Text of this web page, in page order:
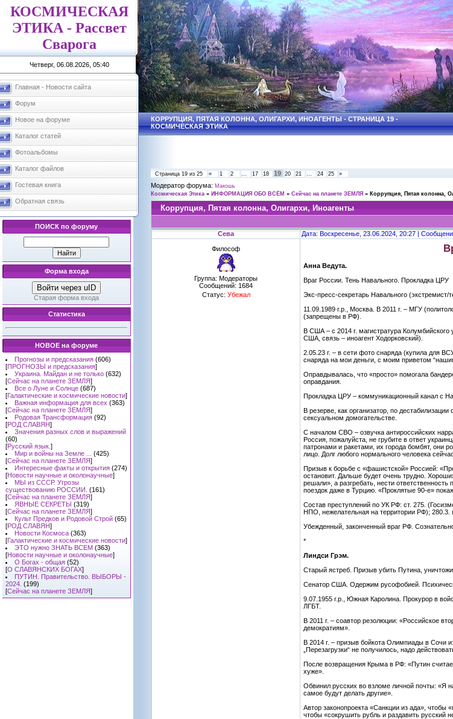
КОСМИЧЕСКАЯ
ЭТИКА - Рассвет
Сварога
Четверг, 06.08.2026, 05:40
Главная - Новости сайта
Форум
Новое на форуме
Каталог статей
Фотоальбомы
Каталог файлов
Гостевая книга
Обратная связь
ПОИСК по форуму
Форма входа
Войти через uID
Старая форма входа
Статистика
НОВОЕ на форуме
Прогнозы и предсказания (606)
[ПРОГНОЗЫ и предсказания]
Украина. Майдан и не только (632)
[Сейчас на планете ЗЕМЛЯ]
Все о Луне и Солнце (687)
[Галактические и космические новости]
Важная информация для всех (363)
[Сейчас на планете ЗЕМЛЯ]
Родовая Трансформация (92)
[РОД СЛАВЯН]
Значения разных слов и выражений
(60)
[Русский язык. ]
Мир и войны на Земле ...
(425)
[Сейчас на планете ЗЕМЛЯ]
Интересные факты и открытия (274)
[Новости научные и околонаучные]
МЫ из СССР. Угрозы
существованию РОССИИ. (161)
[Сейчас на планете ЗЕМЛЯ]
ЯВНЫЕ СЕКРЕТЫ (319)
[Сейчас на планете ЗЕМЛЯ]
Культ Предков и Родовой Строй (65)
[РОД СЛАВЯН]
Новости Космоса (363)
[Галактические и космические новости]
ЭТО нужно ЗНАТЬ ВСЕМ (363)
[Новости научные и околонаучные]
О Богах - общая (52)
[О СЛАВЯНСКИХ БОГАХ]
ПУТИН. Правительство. ВЫБОРЫ -
2024. (199)
[Сейчас на планете ЗЕМЛЯ]
КОРРУПЦИЯ, ПЯТАЯ КОЛОННА, ОЛИГАРХИ, ИНОАГЕНТЫ - СТРАНИЦА 19 -
КОСМИЧЕСКАЯ ЭТИКА
Страница 19 из 25 « 1 2 … 17 18 19 20 21 … 24 25 »
Модератор форума: Макошь
Космическая Этика » ИНФОРМАЦИЯ ОБО ВСЁМ » Сейчас на планете ЗЕМЛЯ » Коррупция, Пятая колонна,
Коррупция, Пятая колонна, Олигархи, Иноагенты
Сева Дата: Воскресенье, 23.06.2024, 20:27 |
Философ
Группа: Модераторы
Сообщений: 1684
Статус: Убежал
Анна Ведута.
Враг России. Тень Навального. Прокладка ЦРУ
Экс-пресс-секретарь Навального (экстремист/
11.09.1989 г.р., Москва. В 2011 г. – МГУ
(запрещены в РФ).
В США – c 2014 г. магистратура Колумбийского
США, связь – иноагент Ходорковский).
2.05.23 г. – в сети фото снаряда (купила для
снаряда на мои деньги, с моим приветом
Оправдывалась, что «просто» помогала
оправдания.
Прокладка ЦРУ – коммуникационный канал с
В резерве, как организатор, по
сексуальном домогательстве.
С началом СВО – озвучка антироссийских
Россия, пожалуйста, не грубите в ответ
патронами и ракетами, их города бомбят, они
лицо. Долг любого нормального человека
Призыв к борьбе с «фашистской» Россией:
остановит. Дальше будет очень трудно.
решали», а разгребать, нести
поездок даже в Турцию. «Проклятые 90-е»
Состав преступлений по УК РФ: ст. 275.
НПО, нежелательная на территории РФ); 280.3.
Убежденный, законченный враг РФ.
*
Линдси Грэм.
Старый ястреб. Призыв убить Путина,
Сенатор США. Одержим русофобией.
9.07.1955 г.р., Южная Каролина. Прокурор в
ЛГБТ.
В 2011 г. – соавтор резолюции: «Российское
демократиям».
В 2014 г. – призыв бойкота Олимпиады в Сочи
„Перезагрузки“ не получилось, надо
После возвращения Крыма в РФ: «Путин
хуже».
Обвинил русских во взломе личной почты: «Я
самое будут делать другие».
Автор законопроекта «Санкции из ада», чтобы
чтобы «сокрушить рубль и раздавить русский